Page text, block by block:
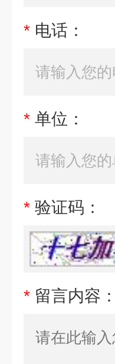
* 电话：
* 单位：
* 验证码：
* 留言内容：